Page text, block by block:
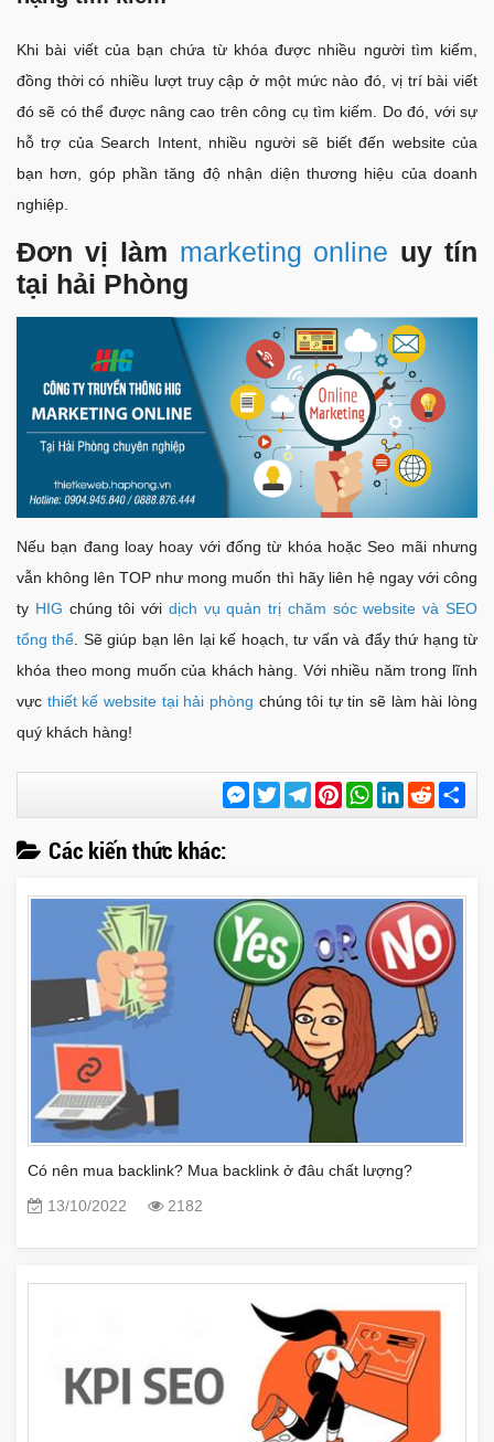
Khi bài viết của bạn chứa từ khóa được nhiều người tìm kiếm,
đồng thời có nhiều lượt truy cập ở một mức nào đó, vị trí bài viết
đó sẽ có thể được nâng cao trên công cụ tìm kiếm. Do đó, với sự
hỗ trợ của Search Intent, nhiều người sẽ biết đến website của
bạn hơn, góp phần tăng độ nhận diện thương hiệu của doanh
nghiệp.
Đơn vị làm marketing online uy tín
tại hải Phòng
Nếu bạn đang loay hoay với đống từ khóa hoặc Seo mãi nhưng
vẫn không lên TOP như mong muốn thì hãy liên hệ ngay với công
ty HIG chúng tôi với dịch vụ quản trị chăm sóc website và SEO
tổng thể . Sẽ giúp bạn lên lại kế hoạch, tư vấn và đẩy thứ hạng từ
khóa theo mong muốn của khách hàng. Với nhiều năm trong lĩnh
vực thiết kế website tại hải phòng chúng tôi tự tin sẽ làm hài lòng
quý khách hàng!
Messenger
TwitterTelegramPinterestWhatsApp
LinkedInReddit
Các kiến thức khác:
Có nên mua backlink? Mua backlink ở đâu chất lượng?
13/10/2022
2182